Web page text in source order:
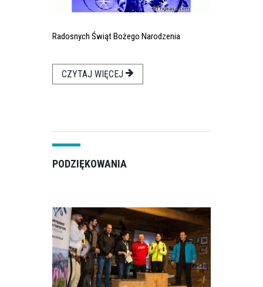
Radosnych Świąt Bożego Narodzenia
CZYTAJ WIĘCEJ
PODZIĘKOWANIA